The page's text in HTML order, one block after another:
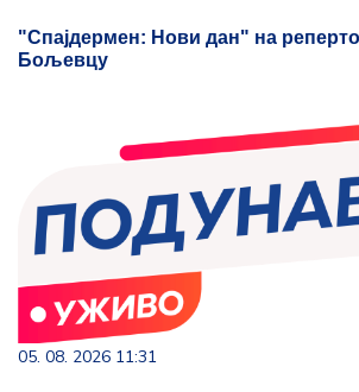
"Спајдермен: Нови дан" на
Бољевцу
05. 08. 2026 11:31